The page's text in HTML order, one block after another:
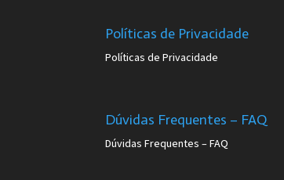
Políticas de Privacidade
Políticas de Privacidade
Dúvidas Frequentes – FAQ
Dúvidas Frequentes – FAQ